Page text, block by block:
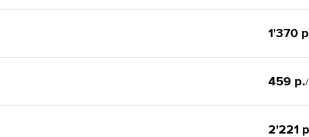
1'370
459 р.
2'221